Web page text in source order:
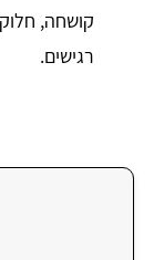
קושחה,
רגישים.